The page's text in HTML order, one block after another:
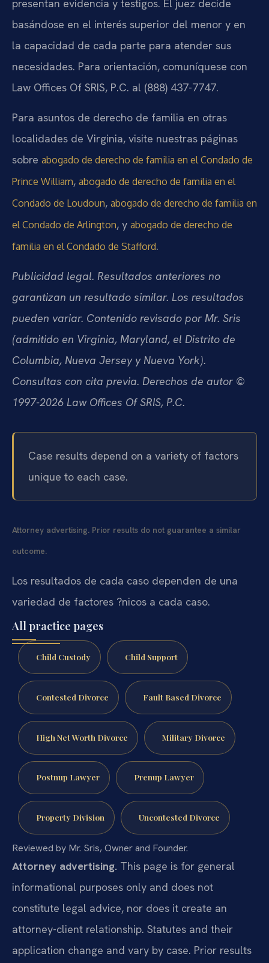
presentan evidencia y testigos. El juez decide
basándose en el interés superior del menor y en
la capacidad de cada parte para atender sus
necesidades. Para orientación, comuníquese con
Law Offices Of SRIS, P.C. al (888) 437-7747.
Para asuntos de derecho de familia en otras
localidades de Virginia, visite nuestras páginas
sobre abogado de derecho de familia en el Condado de
Prince William, abogado de derecho de familia en el
Condado de Loudoun, abogado de derecho de familia en
el Condado de Arlington, y abogado de derecho de
familia en el Condado de Stafford.
Publicidad legal. Resultados anteriores no
garantizan un resultado similar. Los resultados
pueden variar. Contenido revisado por Mr. Sris
(admitido en Virginia, Maryland, el Distrito de
Columbia, Nueva Jersey y Nueva York).
Consultas con cita previa. Derechos de autor ©
1997-2026 Law Offices Of SRIS, P.C.
Case results depend on a variety of factors
unique to each case.
Attorney advertising. Prior results do not guarantee a similar
outcome.
Los resultados de cada caso dependen de una
variedad de factores ?nicos a cada caso.
All practice pages
Child Custody Child Support
Contested Divorce Fault Based Divorce
High Net Worth Divorce Military Divorce
Postnup Lawyer Prenup Lawyer
Property Division Uncontested Divorce
Reviewed by Mr. Sris, Owner and Founder.
Attorney advertising. This page is for general
informational purposes only and does not
constitute legal advice, nor does it create an
attorney-client relationship. Statutes and their
application change and vary by case. Prior results